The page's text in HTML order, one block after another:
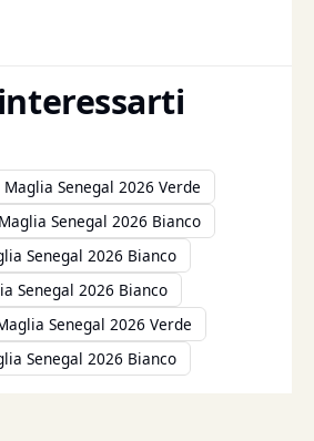
Senegal 2026 Verde
Senegal 2026 Bianco
Senegal 2026 Bianco
Senegal 2026 Bianco
Senegal 2026 Verde
Senegal 2026 Bianco